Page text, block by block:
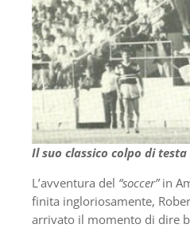
Il suo classico colpo di testa
L’avventura del “soccer”in
finita ingloriosamente,
arrivato il momento di dire